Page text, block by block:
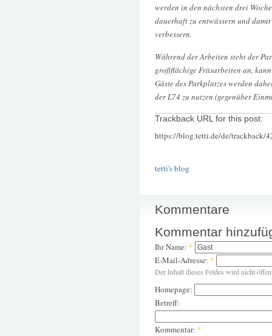
werden in den nächsten drei
dauerhaft zu entwässern und
verbessern.
Während der Arbeiten steht der
großflächige Fräsarbeiten an,
Gäste des Parkplatzes werden
der L74 zu nutzen (gegenüber
Trackback URL for this post:
https://blog.tetti.de/de/trackback/
tetti's blog
Kommentare
Kommentar
Ihr Name: *
E-Mail-Adresse: *
Der Inhalt dieses Feldes wird nicht
Homepage:
Betreff:
Kommentar: *